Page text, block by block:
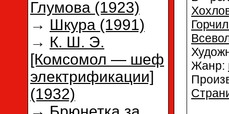
Глумова (1923)
→ Шкура (1991)
→ К. Ш. Э.
[Комсомол — шеф
электрификации]
(1932)
Жанр: